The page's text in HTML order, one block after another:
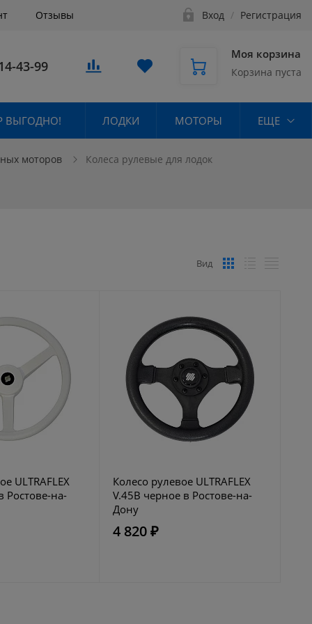
Отзывы Вход / Регистрация
43-99
Моя корзина
Корзина пуста
ВЫГОДНО! ЛОДКИ МОТОРЫ ЕЩЕ
моторов Колеса рулевые для лодок
Вид
ULTRAFLEX
Ростове-на-
Колесо рулевое ULTRAFLEX
V.45B черное в Ростове-на-
Дону
4 820 ₽